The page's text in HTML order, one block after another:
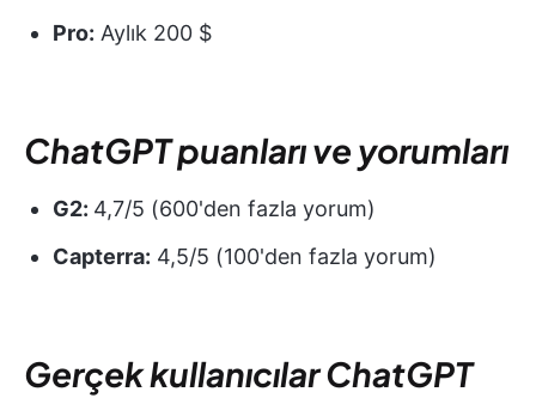
Pro: Aylık 200 $
ChatGPT puanları ve yorumları
G2: 4,7/5 (600'den fazla yorum)
Capterra: 4,5/5 (100'den fazla yorum)
Gerçek kullanıcılar ChatGPT